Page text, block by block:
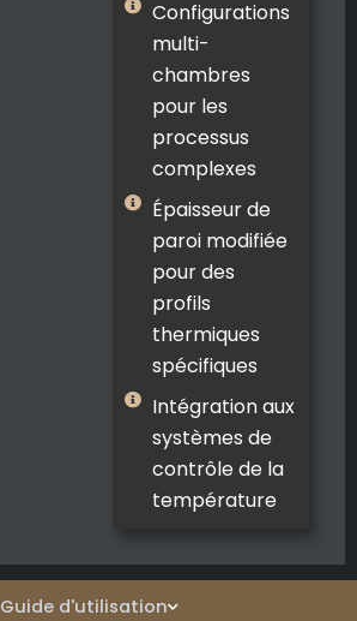
Guide d'utilisation
Configurations
multi-
chambres
pour les
processus
complexes
Épaisseur de
paroi modifiée
pour des
profils
thermiques
spécifiques
Intégration aux
systèmes de
contrôle de la
température